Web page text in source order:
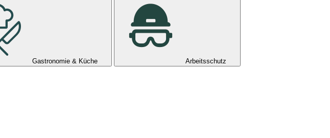
Gastronomie & Küche Arbeitsschutz